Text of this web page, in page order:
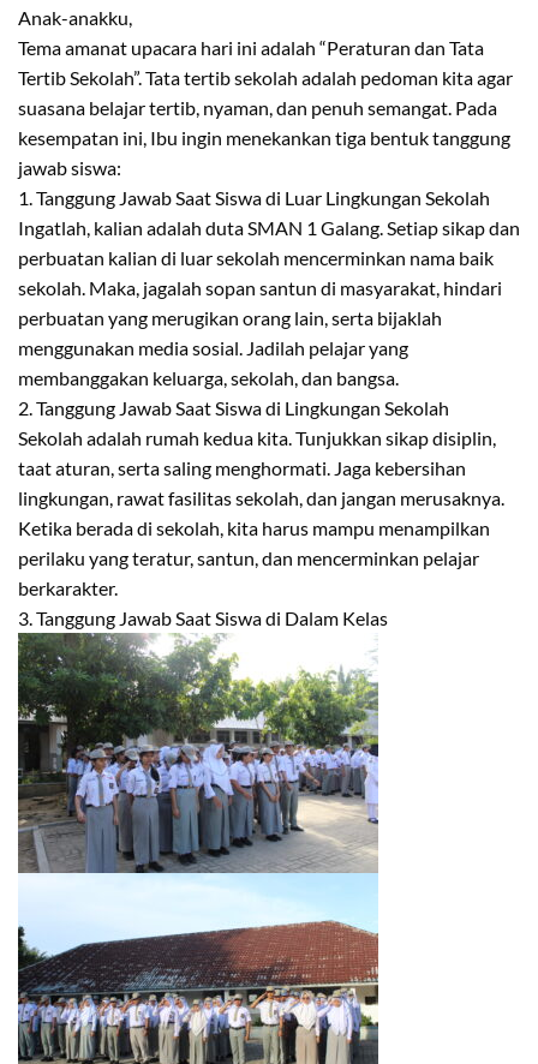
Anak-anakku,
Tema amanat upacara hari ini adalah “Peraturan dan Tata
Tertib Sekolah”. Tata tertib sekolah adalah pedoman kita agar
suasana belajar tertib, nyaman, dan penuh semangat. Pada
kesempatan ini, Ibu ingin menekankan tiga bentuk tanggung
jawab siswa:
1. Tanggung Jawab Saat Siswa di Luar Lingkungan Sekolah
Ingatlah, kalian adalah duta SMAN 1 Galang. Setiap sikap dan
perbuatan kalian di luar sekolah mencerminkan nama baik
sekolah. Maka, jagalah sopan santun di masyarakat, hindari
perbuatan yang merugikan orang lain, serta bijaklah
menggunakan media sosial. Jadilah pelajar yang
membanggakan keluarga, sekolah, dan bangsa.
2. Tanggung Jawab Saat Siswa di Lingkungan Sekolah
Sekolah adalah rumah kedua kita. Tunjukkan sikap disiplin,
taat aturan, serta saling menghormati. Jaga kebersihan
lingkungan, rawat fasilitas sekolah, dan jangan merusaknya.
Ketika berada di sekolah, kita harus mampu menampilkan
perilaku yang teratur, santun, dan mencerminkan pelajar
berkarakter.
3. Tanggung Jawab Saat Siswa di Dalam Kelas